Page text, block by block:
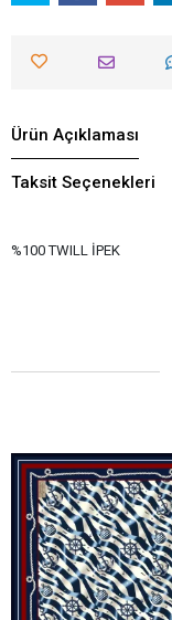
Ürün Açıklaması
Taksit Seçenekleri
%100 TWILL İPEK